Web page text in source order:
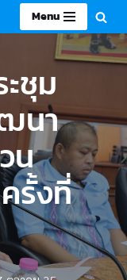
Menu
ชุม
นา
น
รั้งที่